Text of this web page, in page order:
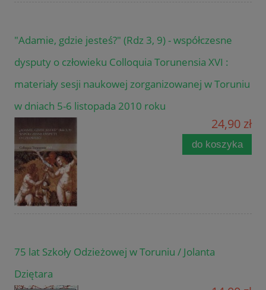
"Adamie, gdzie jesteś?" (Rdz 3, 9) - współczesne
dysputy o człowieku Colloquia Torunensia XVI :
materiały sesji naukowej zorganizowanej w Toruniu
w dniach 5-6 listopada 2010 roku
24,90 zł
do koszyka
75 lat Szkoły Odzieżowej w Toruniu / Jolanta
Dziętara